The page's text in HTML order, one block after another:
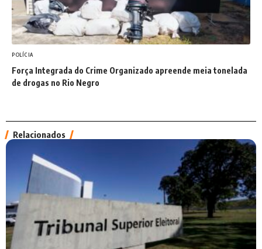
POLÍCIA
Força Integrada do Crime Organizado apreende meia tonelada
de drogas no Rio Negro
Relacionados